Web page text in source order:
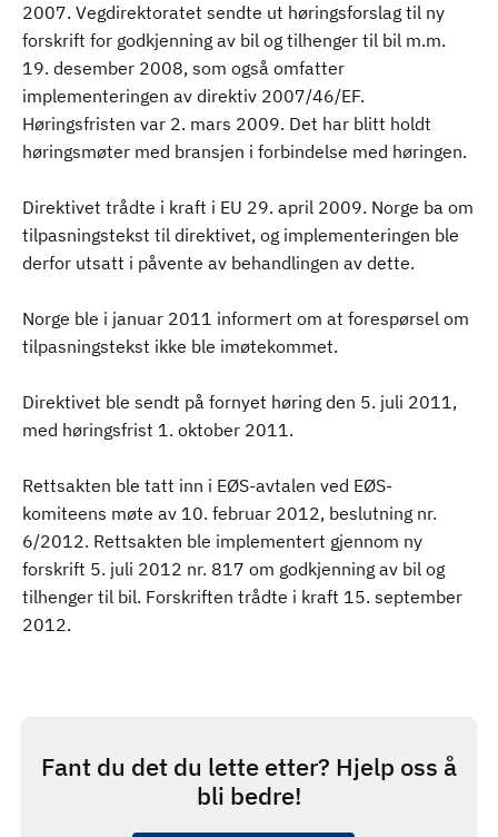
2007. Vegdirektoratet sendte ut høringsforslag til ny
forskrift for godkjenning av bil og tilhenger til bil m.m.
19. desember 2008, som også omfatter
implementeringen av direktiv 2007/46/EF.
Høringsfristen var 2. mars 2009. Det har blitt holdt
høringsmøter med bransjen i forbindelse med høringen.
Direktivet trådte i kraft i EU 29. april 2009. Norge ba om
tilpasningstekst til direktivet, og implementeringen ble
derfor utsatt i påvente av behandlingen av dette.
Norge ble i januar 2011 informert om at forespørsel om
tilpasningstekst ikke ble imøtekommet.
Direktivet ble sendt på fornyet høring den 5. juli 2011,
med høringsfrist 1. oktober 2011.
Rettsakten ble tatt inn i EØS-avtalen ved EØS-
komiteens møte av 10. februar 2012, beslutning nr.
6/2012. Rettsakten ble implementert gjennom ny
forskrift 5. juli 2012 nr. 817 om godkjenning av bil og
tilhenger til bil. Forskriften trådte i kraft 15. september
2012.
Fant du det du lette etter? Hjelp oss å
bli bedre!